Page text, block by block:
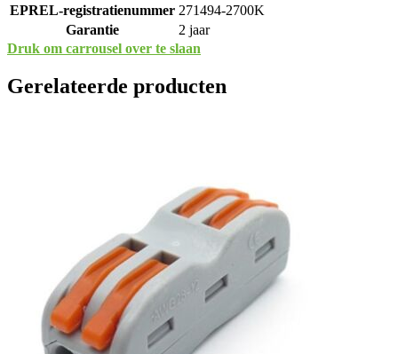
EPREL-registratienummer 271494-2700K
Garantie
2 jaar
Druk om carrousel over te slaan
Gerelateerde producten